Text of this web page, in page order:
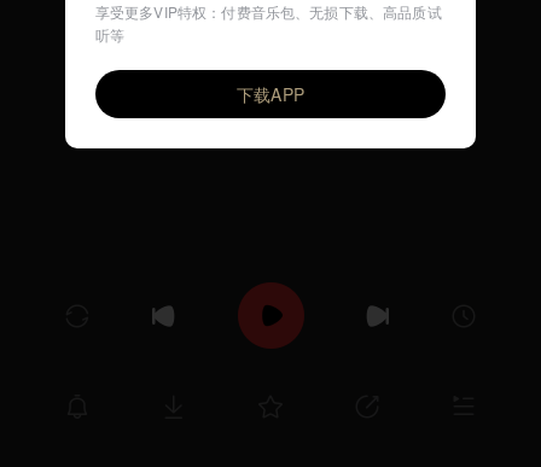
VIP 尤静波
享受更多VIP特权：付费音乐包、无损下载、高品质试
听等
下载APP